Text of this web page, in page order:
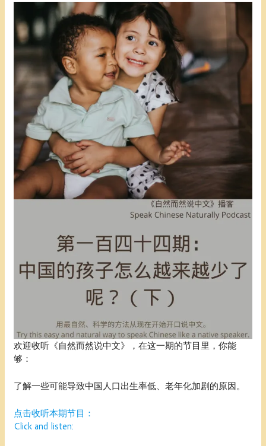
欢迎收听《自然而然说中文》，在这一期的节目里，你能
够：
了解一些可能导致中国人口出生率低、老年化加剧的原因。
点击收听本期节目：
Click and listen: